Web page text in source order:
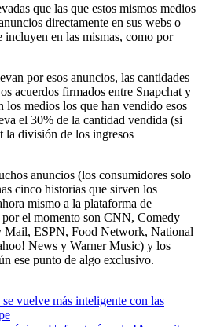
que las que estos mismos medios
directamente en sus webs o
incluyen en las mismas, como por
por esos anuncios, las cantidades
acuerdos firmados entre Snapchat y
los medios los que han vendido esos
el 30% de la cantidad vendida (si
la división de los ingresos
anuncios (los consumidores solo
cinco historias que sirven los
mismo a la plataforma de
el momento son CNN, Comedy
Mail, ESPN, Food Network, National
News y Warner Music) y los
ese punto de algo exclusivo.
vuelve más inteligente con las